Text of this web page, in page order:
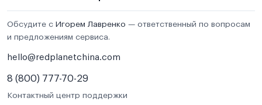
Обсудите с Игорем Лавренко — ответственный по вопросам
и предложениям сервиса.
hello@redplanetchina.com
8 (800) 777-70-29
Контактный центр поддержки